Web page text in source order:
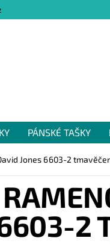
PÁNSKÉ TAŠKY
NÁMJones 6603-2
2